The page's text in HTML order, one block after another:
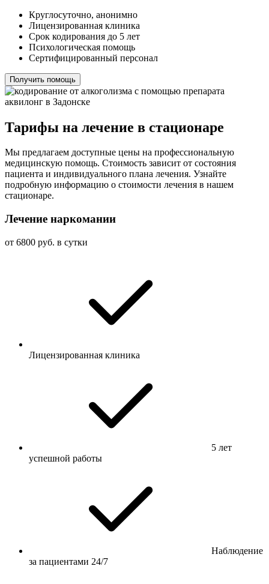
Круглосуточно, анонимно
Лицензированная клиника
Срок кодирования до 5 лет
Психологическая помощь
Сертифицированный персонал
Получить помощь
Тарифы на лечение в стационаре
Мы предлагаем доступные цены на профессиональную
медицинскую помощь. Стоимость зависит от состояния
пациента и индивидуального плана лечения. Узнайте
подробную информацию о стоимости лечения в нашем
стационаре.
Лечение наркомании
от 6800 руб. в сутки
Лицензированная клиника
5 лет
успешной работы
Наблюдение
за пациентами 24/7